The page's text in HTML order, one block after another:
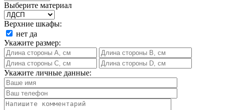
Выберите материал
Верхние шкафы:
нет да
Укажите размер:
Укажите личные данные: